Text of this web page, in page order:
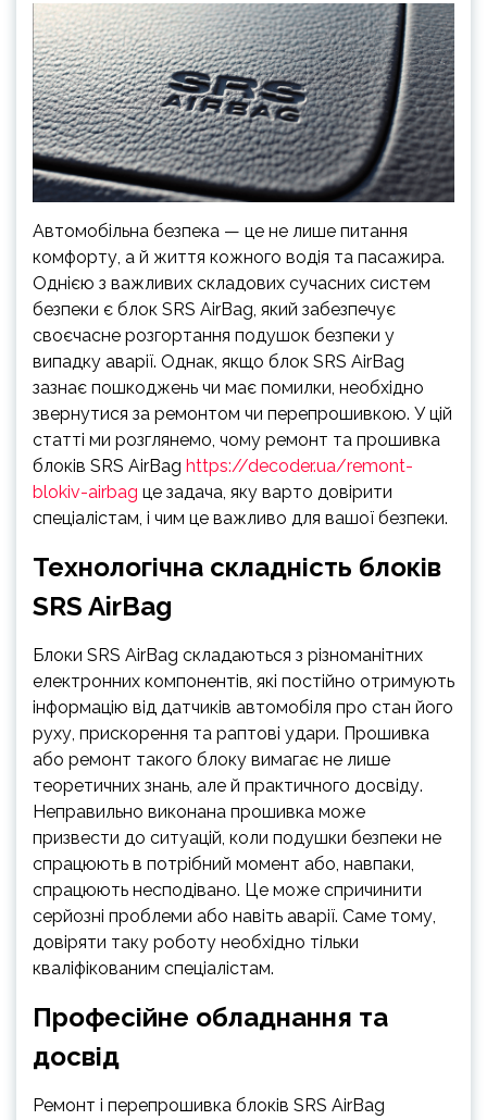
Автомобільна безпека — це не лише питання
комфорту, а й життя кожного водія та пасажира.
Однією з важливих складових сучасних систем
безпеки є блок SRS AirBag, який забезпечує
своєчасне розгортання подушок безпеки у
випадку аварії. Однак, якщо блок SRS AirBag
зазнає пошкоджень чи має помилки, необхідно
звернутися за ремонтом чи перепрошивкою. У цій
статті ми розглянемо, чому ремонт та прошивка
блоків SRS AirBag https://decoder.ua/remont-
blokiv-airbag це задача, яку варто довірити
спеціалістам, і чим це важливо для вашої безпеки.
Технологічна складність блоків
SRS AirBag
Блоки SRS AirBag складаються з різноманітних
електронних компонентів, які постійно отримують
інформацію від датчиків автомобіля про стан його
руху, прискорення та раптові удари. Прошивка
або ремонт такого блоку вимагає не лише
теоретичних знань, але й практичного досвіду.
Неправильно виконана прошивка може
призвести до ситуацій, коли подушки безпеки не
спрацюють в потрібний момент або, навпаки,
спрацюють несподівано. Це може спричинити
серйозні проблеми або навіть аварії. Саме тому,
довіряти таку роботу необхідно тільки
кваліфікованим спеціалістам.
Професійне обладнання та
досвід
Ремонт і перепрошивка блоків SRS AirBag